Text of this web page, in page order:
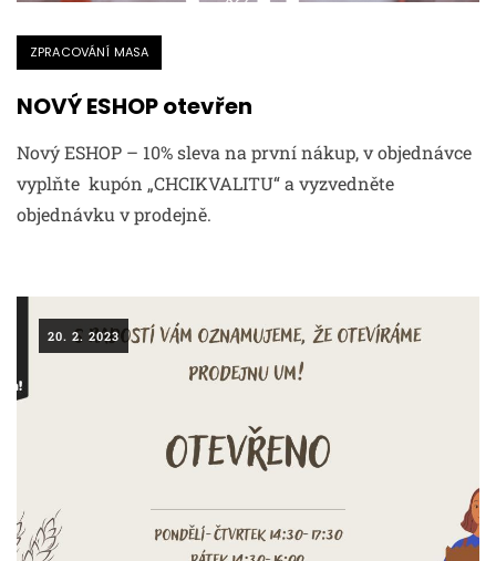
ZPRACOVÁNÍ MASA
NOVÝ ESHOP otevřen
Nový ESHOP – 10% sleva na první nákup, v objednávce
vyplňte kupón „CHCIKVALITU“ a vyzvedněte
objednávku v prodejně.
20. 2. 2023